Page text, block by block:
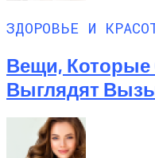
ЗДОРОВЬЕ И
Вещи, Которые
Выглядят